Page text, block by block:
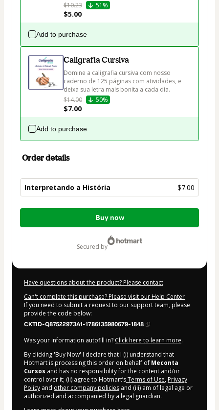
$10.23
51%
$5.00
Add to purchase
Caligrafia Cursiva
Domine a caligrafia cursiva com nosso
caderno de 125 páginas com atividades, e
deixa sua letra mais bonita a cada dia.
$14.00
50%
$7.00
Add to purchase
Order details
Interpretando a História $7.00
Total
Buy now
secured by
Have questions about the product? Please contact
Can't complete this purchase? Please visit our Help Center
If you need to submit a request to our support team, please
provide the code below:
CKTID-Q87522973A1-1786135980679-1848
Was your information autofill in? Click here to learn more.
By clicking 'Buy Now' I declare that I (i) understand that
Hotmart is processing this order on behalf of Meconta
Cursos and has no responsibility for the content and/or
control over it; (ii) agree to Hotmart’sTerms of Use, Privacy
Policy and other company policies and (iii) am of legal age or
authorized and accompanied by a legal guardian.